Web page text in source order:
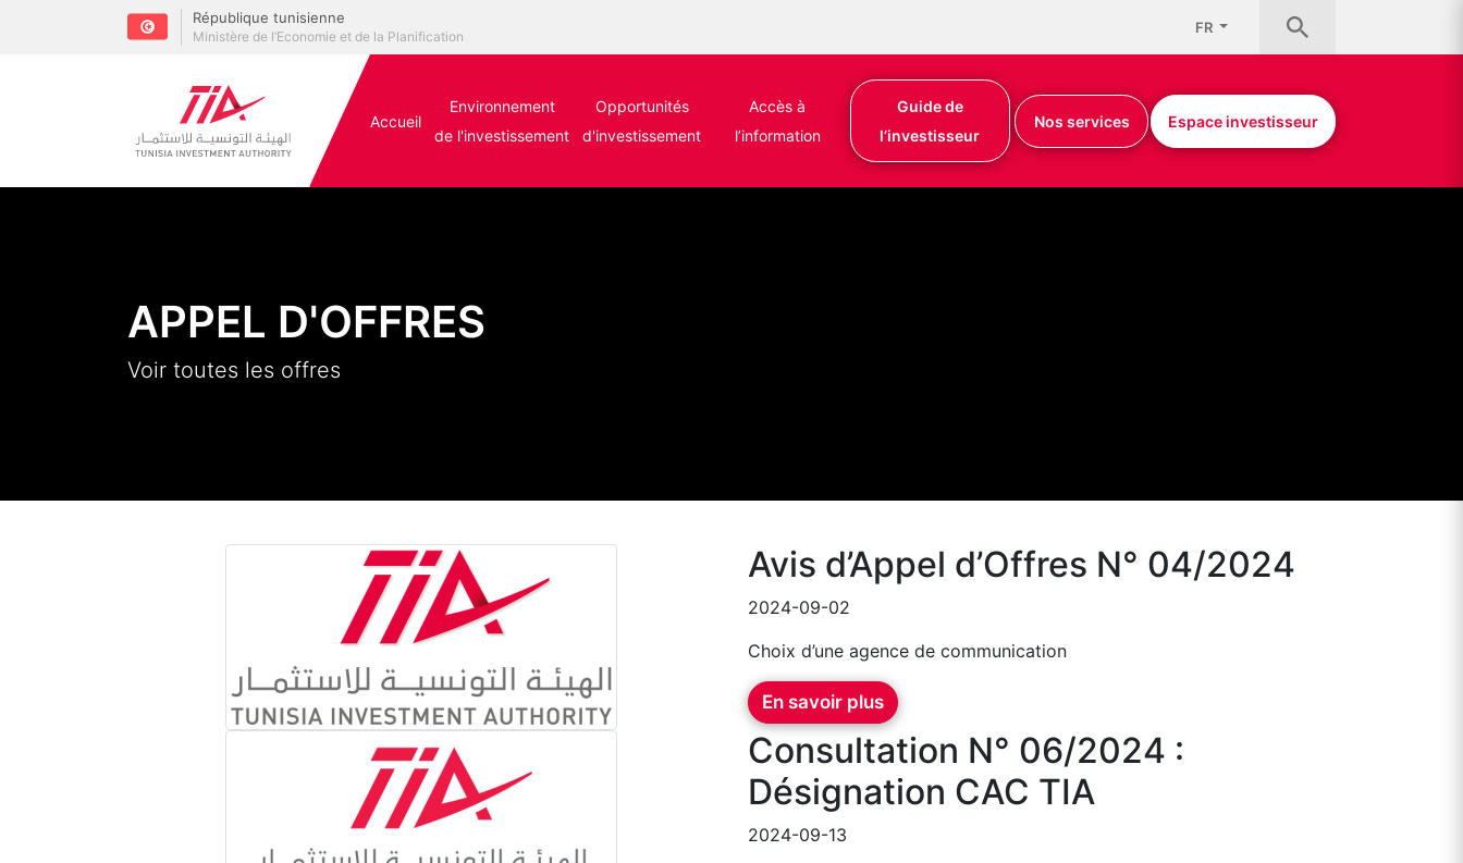
République tunisienne
Ministère de l’Economie et de la Planification
FR
Accueil
Environnement
de l'investissement
Opportunités
d'investissement
Accès à
l’information
Guide de
l’investisseur
Nos services Espace investisseur
APPEL D'OFFRES
Voir toutes les offres
Avis d’Appel d’Offres N° 04/2024
2024-09-02
Choix d’une agence de communication
En savoir plus
Consultation N° 06/2024 :
Désignation CAC TIA
2024-09-13